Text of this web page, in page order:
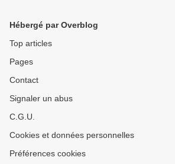
Hébergé par Overblog
Top articles
Pages
Contact
Signaler un abus
C.G.U.
Cookies et données personnelles
Préférences cookies